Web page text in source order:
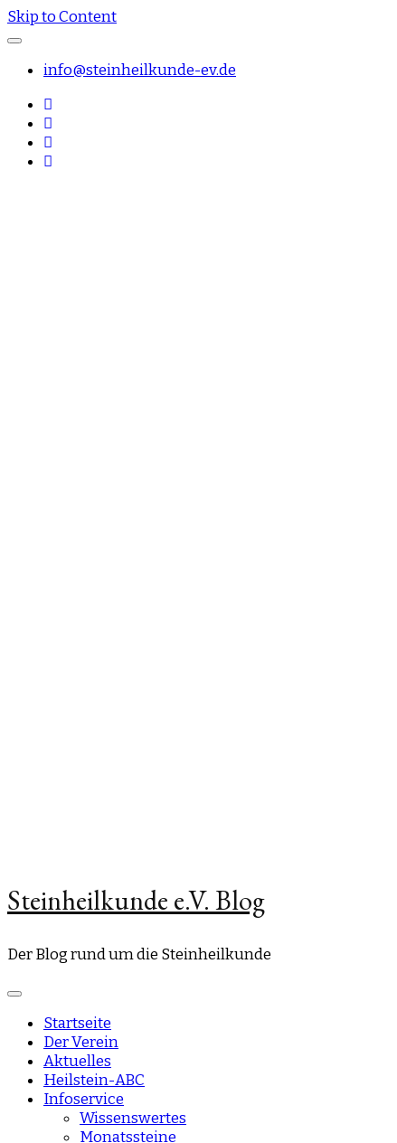
Skip to Content
info@steinheilkunde-ev.de
Steinheilkunde e.V. Blog
Der Blog rund um die Steinheilkunde
Startseite
Der Verein
Aktuelles
Heilstein-ABC
Infoservice
Wissenswertes
Monatssteine